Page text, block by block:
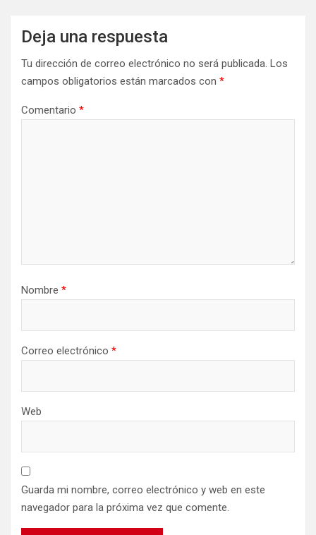
Deja una respuesta
Tu dirección de correo electrónico no será publicada. Los
campos obligatorios están marcados con *
Comentario *
Nombre *
Correo electrónico *
Web
Guarda mi nombre, correo electrónico y web en este
navegador para la próxima vez que comente.